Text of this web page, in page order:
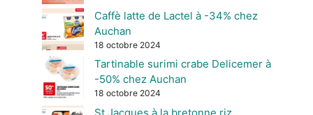
Caffè latte de Lactel à -34% chez
Auchan
18 octobre 2024
Tartinable surimi crabe Delicemer à
-50% chez Auchan
18 octobre 2024
St Jacques à la bretonne riz